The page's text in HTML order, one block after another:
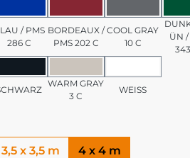
PMS 7501 C
BLAU / PMS 286 C
/ PMS
286 C
BORDEAUX / PMS
BORDEAUX /
PMS 202 C
COOL
COOL GRAY
10 C
ÜN /
185 C
SCHWARZWARM GRAY 3 C
WARM GRAY
3 C
WEISS
WEISS
3,5 x 3,5 m 4 x 4 m